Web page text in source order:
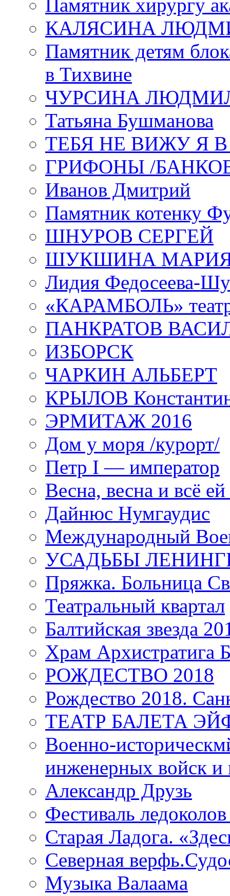
Памятник хирургу
КАЛЯСИНА
Памятник детям
в Тихвине
ЧУРСИНА
Татьяна Бушманова
ТЕБЯ НЕ ВИЖУ Я
ГРИФОНЫ /
Иванов Дмитрий
Памятник котенку
ШНУРОВ СЕРГЕЙ
ШУКШИНА
Лидия Федосеева-
«КАРАМБОЛЬ»
ПАНКРАТОВ
ИЗБОРСК
ЧАРКИН АЛЬБЕРТ
КРЫЛОВ
ЭРМИТАЖ 2016
Дом у моря /курорт/
Петр I — император
Весна, весна и всё
Дайнюс Нумгаудис
Международный
УСАДЬБЫ
Пряжка. Больница
Театральный квартал
Балтийская звезда
Храм
РОЖДЕСТВО 2018
Рождество 2018.
ТЕАТР БАЛЕТА
Военно-
инженерных войск и
Александр Друзь
Фестиваль
Старая Ладога.
Северная
Музыка Валаама